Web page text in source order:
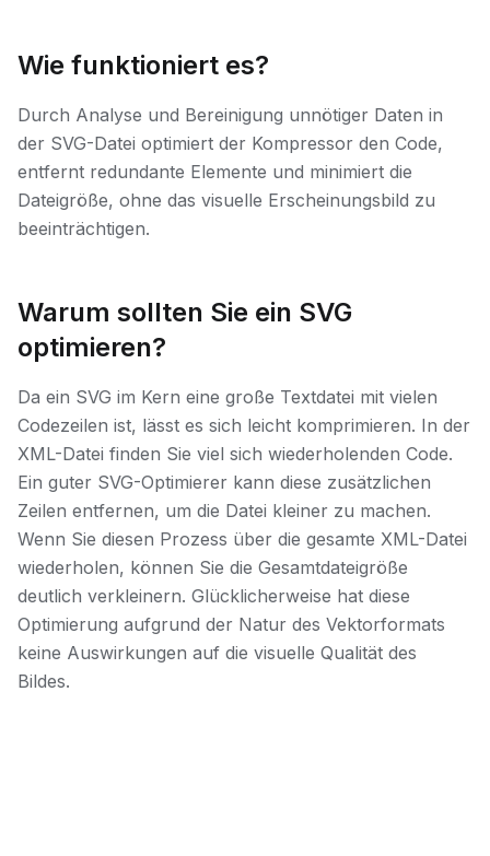
Wie funktioniert es?
Durch Analyse und Bereinigung unnötiger Daten in
der SVG-Datei optimiert der Kompressor den Code,
entfernt redundante Elemente und minimiert die
Dateigröße, ohne das visuelle Erscheinungsbild zu
beeinträchtigen.
Warum sollten Sie ein SVG
optimieren?
Da ein SVG im Kern eine große Textdatei mit vielen
Codezeilen ist, lässt es sich leicht komprimieren. In der
XML-Datei finden Sie viel sich wiederholenden Code.
Ein guter SVG-Optimierer kann diese zusätzlichen
Zeilen entfernen, um die Datei kleiner zu machen.
Wenn Sie diesen Prozess über die gesamte XML-Datei
wiederholen, können Sie die Gesamtdateigröße
deutlich verkleinern. Glücklicherweise hat diese
Optimierung aufgrund der Natur des Vektorformats
keine Auswirkungen auf die visuelle Qualität des
Bildes.